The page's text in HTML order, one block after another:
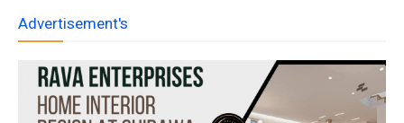
Advertisement's